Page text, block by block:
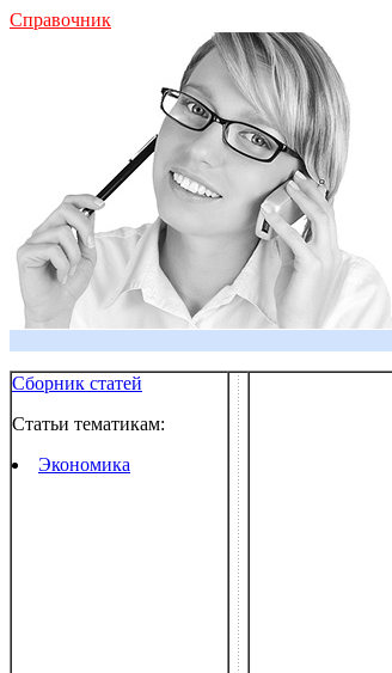
Справочник
Сборник статей
Статьи тематикам:
Экономика